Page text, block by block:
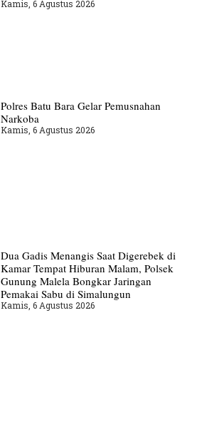
Kamis, 6 Agustus 2026
Polres Batu Bara Gelar Pemusnahan
Narkoba
Kamis, 6 Agustus 2026
Dua Gadis Menangis Saat Digerebek di
Kamar Tempat Hiburan Malam, Polsek
Gunung Malela Bongkar Jaringan
Pemakai Sabu di Simalungun
Kamis, 6 Agustus 2026